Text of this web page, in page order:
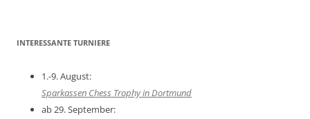
INTERESSANTE TURNIERE
1.-9. August:
Sparkassen Chess Trophy in Dortmund
ab 29. September: